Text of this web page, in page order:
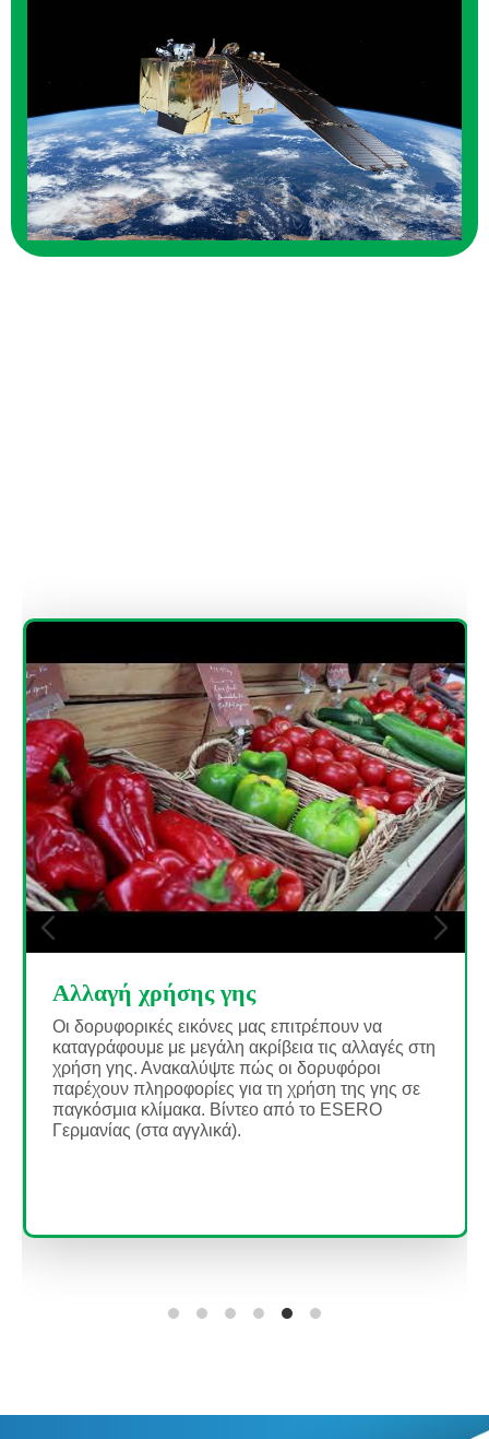
Μελέτη περίπτωσης Copernicus
Browser: Από το Διάστημα
Σύντομη περιγραφή Αυτή η δραστηριότητα
υποστηρίζει τους εκπαιδευτικούς στο να
καθοδηγήσουν τους μαθητές τους να
διερευνήσουν τις πετρελαιοκηλίδες και τις